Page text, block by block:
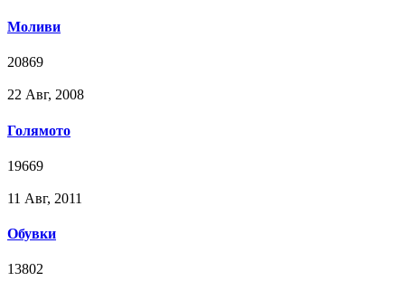
Моливи
20869
22 Авг, 2008
Голямото
19669
11 Авг, 2011
Обувки
13802